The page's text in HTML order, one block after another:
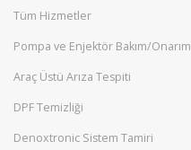
Tüm Hizmetler
Pompa ve Enjektör Bakım/Onarım
Araç Üstü Arıza Tespiti
DPF Temizliği
Denoxtronic Sistem Tamiri